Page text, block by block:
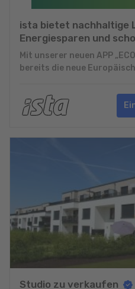
ista bietet nachhaltige
Energiesparen und
Mit unserer neuen APP
bereits die neue
Studio zu verkaufen